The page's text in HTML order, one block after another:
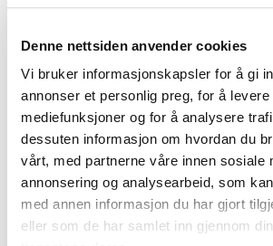
Denne nettsiden anvender cookies
Vi bruker informasjonskapsler for å gi
annonser et personlig preg, for å
mediefunksjoner og for å analysere
dessuten informasjon om hvordan du
vårt, med partnerne våre innen sosiale
annonsering og analysearbeid, som
med annen informasjon du har gjort
eller som de har samlet inn gjennom
Berlin Bachata Festival
Stephanstraße 41, 10559 Berlin